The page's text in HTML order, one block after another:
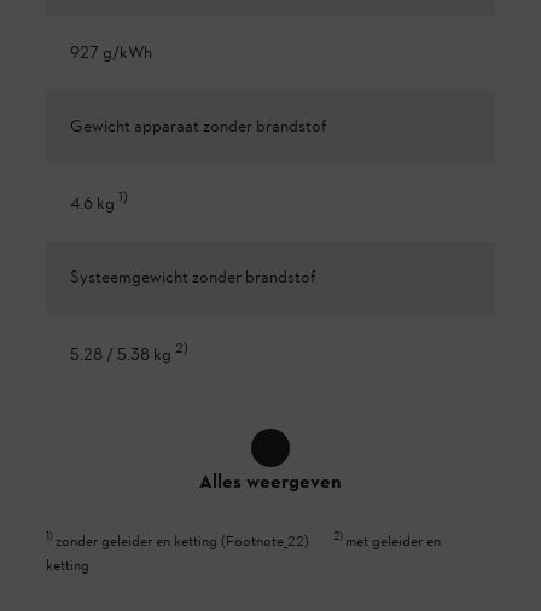
927 g/kWh
Gewicht apparaat zonder brandstof
4.6 kg 1)
Systeemgewicht zonder brandstof
5.28 / 5.38 kg 2)
Alles weergeven
1) zonder geleider en ketting (Footnote_22) 2) met geleider en
ketting